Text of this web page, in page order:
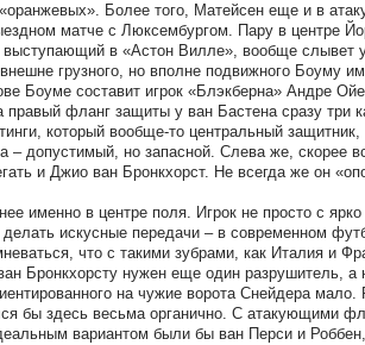
Более того, Матейсен еще и в
матче с Люксембургом. Пару в центре
в «Астон Вилле», вообще слывет
грузного, но вполне подвижного Боуму
Боуме составит игрок «Блэкберна» Андре
правый фланг защиты у ван Бастена сразу три
который вообще-то центральный
– допустимый, но запасной. Слева же, скорее
и Джио ван Бронкхорст. Не всегда же он
именно в центре поля. Игрок не просто с
искусные передачи – в современном
что с такими зубрами, как Италия и
Бронкхорсту нужен еще один разрушитель, а
на чужие ворота Снейдера
бы здесь весьма органично. С атакующими
вариантом были бы ван Перси и Роббен,